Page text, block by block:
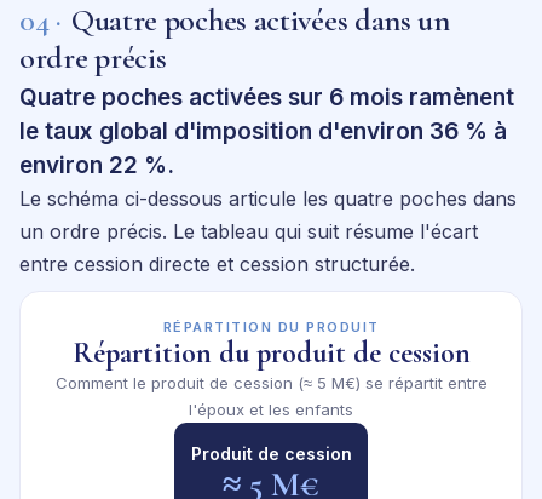
04 · Quatre poches activées dans un
ordre précis
Quatre poches activées sur 6 mois ramènent
le taux global d'imposition d'environ 36 % à
environ 22 %.
Le schéma ci-dessous articule les quatre poches dans
un ordre précis. Le tableau qui suit résume l'écart
entre cession directe et cession structurée.
RÉPARTITION DU PRODUIT
Répartition du produit de cession
Comment le produit de cession (≈ 5 M€) se répartit entre
l'époux et les enfants
Produit de cession
≈ 5 M€